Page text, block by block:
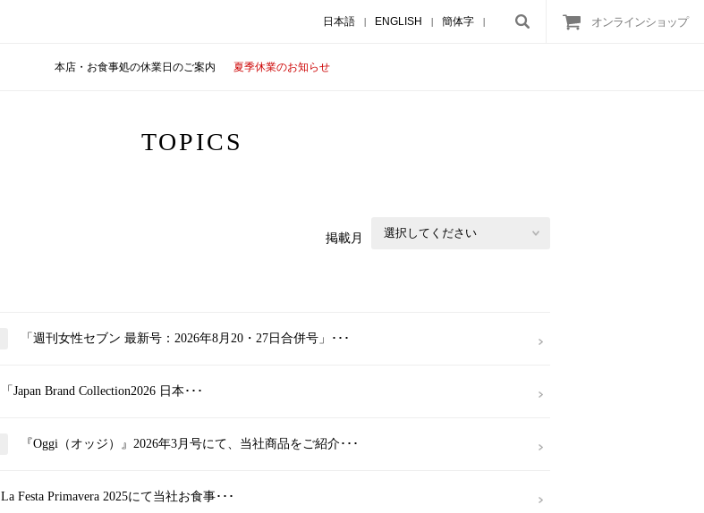
オンラインショップ
日本語 | ENGLISH | 簡体字 |
本店・お食事処の休業日のご案内 夏季休業のお知らせ
TOPICS
掲載月
「週刊女性セブン 最新号：2026年8月20・27日合併号」･･･
「Japan Brand Collection2026 日本･･･
『Oggi（オッジ）』2026年3月号にて、当社商品をご紹介･･･
La Festa Primavera 2025にて当社お食事･･･